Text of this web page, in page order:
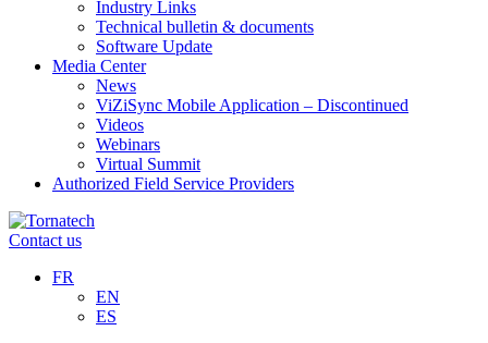
Industry Links
Technical bulletin & documents
Software Update
Media Center
News
ViZiSync Mobile Application – Discontinued
Videos
Webinars
Virtual Summit
Authorized Field Service Providers
Skip
to
Contact us
FR
EN
ES